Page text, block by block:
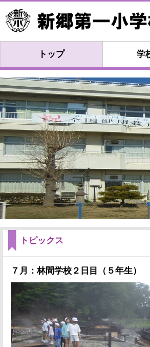
トップ 学
トピックス
７月：林間学校２日目（５年生）